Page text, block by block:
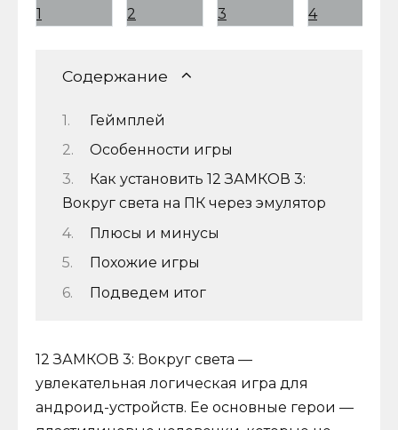
Содержание
Геймплей
Особенности игры
Как установить 12 ЗАМКОВ 3:
Вокруг света на ПК через эмулятор
Плюсы и минусы
Похожие игры
Подведем итог
12 ЗАМКОВ 3: Вокруг света —
увлекательная логическая игра для
андроид-устройств. Ее основные герои —